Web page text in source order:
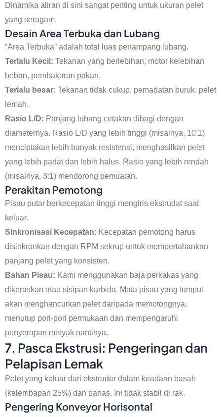
Dinamika aliran di sini sangat penting untuk ukuran pelet
yang seragam.
Desain Area Terbuka dan Lubang
“Area Terbuka” adalah total luas penampang lubang.
Terlalu Kecil: Tekanan yang berlebihan, motor kelebihan
beban, pembakaran pakan.
Terlalu besar: Tekanan tidak cukup, pemadatan buruk, pelet
lemah.
Rasio L/D: Panjang lubang cetakan dibagi dengan
diameternya. Rasio L/D yang lebih tinggi (misalnya, 10:1)
menciptakan lebih banyak resistensi, menghasilkan pelet
yang lebih padat dan lebih halus. Rasio yang lebih rendah
(misalnya, 3:1) mendorong pemuaian.
Perakitan Pemotong
Pisau putar berkecepatan tinggi mengiris ekstrudat saat
keluar.
Sinkronisasi Kecepatan: Kecepatan pemotong harus
disinkronkan dengan RPM sekrup untuk mempertahankan
panjang pelet yang konsisten.
Bahan Pisau: Kami menggunakan baja perkakas yang
dikeraskan atau sisipan karbida. Mata pisau yang tumpul
akan menghancurkan pelet daripada memotongnya,
menutup pori-pori permukaan dan mempengaruhi
penyerapan minyak nantinya.
7. Pasca Ekstrusi: Pengeringan dan
Pelapisan Lemak
Pelet yang keluar dari ekstruder dalam keadaan basah
(kelembapan 25%) dan panas. Ini tidak stabil di rak.
Pengering Konveyor Horisontal